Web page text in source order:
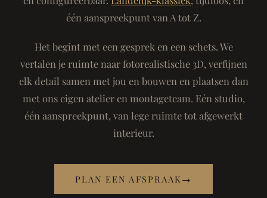
één aanspreekpunt van A tot Z.
Het begint met een gesprek en een schets. We
vertalen je ruimte naar fotorealistische 3D, verfijnen
elk detail samen met jou en bouwen en plaatsen dan
met ons eigen atelier en montageteam. Eén studio,
één aanspreekpunt, van lege ruimte tot afgewerkt
interieur.
PLAN EEN AFSPRAAK →